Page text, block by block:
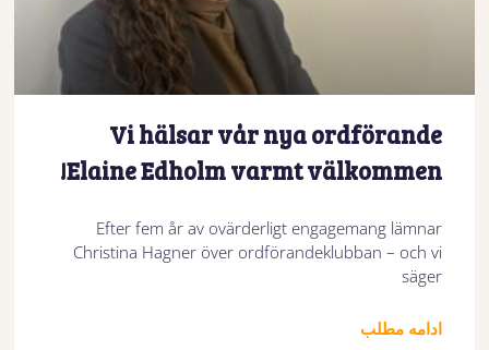
Vi hälsar vår nya ordförande
Elaine Edholm varmt välkommen!
Efter fem år av ovärderligt engagemang lämnar
Christina Hagner över ordförandeklubban – och vi
säger
ادامه مطلب